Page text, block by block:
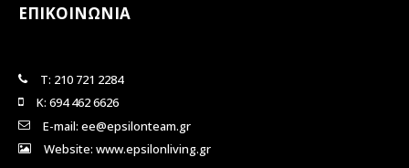
ΕΠΙΚΟΙΝΩΝΙΑ
Τ: 210 721 2284
Κ: 694 462 6626
E-mail: ee@epsilonteam.gr
Website: www.epsilonliving.gr